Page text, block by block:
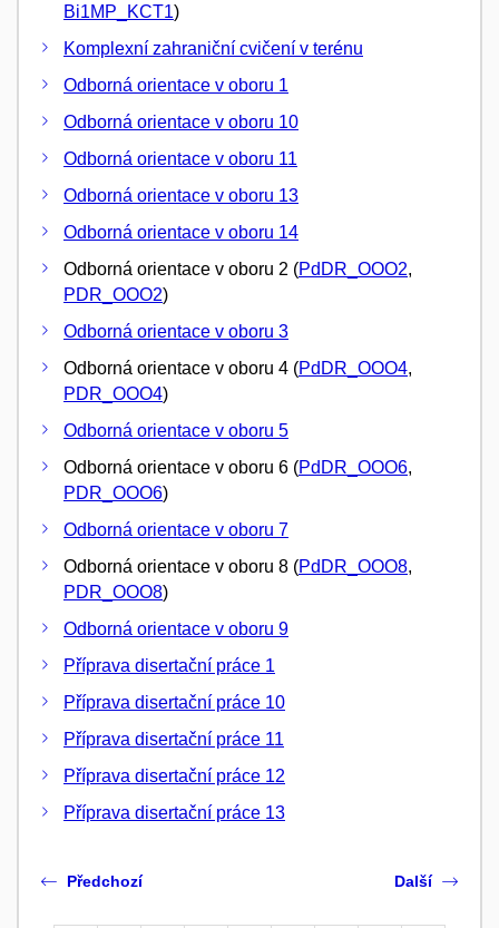
Bi1MP_KCT1)
Komplexní zahraniční cvičení v terénu
Odborná orientace v oboru 1
Odborná orientace v oboru 10
Odborná orientace v oboru 11
Odborná orientace v oboru 13
Odborná orientace v oboru 14
Odborná orientace v oboru 2 (PdDR_OOO2,
PDR_OOO2)
Odborná orientace v oboru 3
Odborná orientace v oboru 4 (PdDR_OOO4,
PDR_OOO4)
Odborná orientace v oboru 5
Odborná orientace v oboru 6 (PdDR_OOO6,
PDR_OOO6)
Odborná orientace v oboru 7
Odborná orientace v oboru 8 (PdDR_OOO8,
PDR_OOO8)
Odborná orientace v oboru 9
Příprava disertační práce 1
Příprava disertační práce 10
Příprava disertační práce 11
Příprava disertační práce 12
Příprava disertační práce 13
Předchozí Další